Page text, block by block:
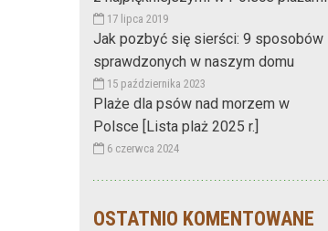
17 lipca 2019
Jak pozbyć się sierści: 9 sposobów
sprawdzonych w naszym domu
15 października 2023
Plaże dla psów nad morzem w
Polsce [Lista plaż 2025 r.]
6 czerwca 2024
OSTATNIO KOMENTOWANE